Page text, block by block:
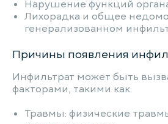
Нарушение функций
Лихорадка и общее
генерализованном
Причины появления
Инфильтрат может быть
факторами, такими как:
Травмы: физические